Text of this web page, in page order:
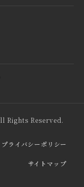
Rights Reserved.
プライバシーポリシー
サイトマップ